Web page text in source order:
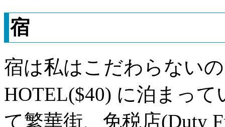
宿
宿は私はこだわらない
HOTEL($40) に泊まっ
て繁華街、免税店(Duty